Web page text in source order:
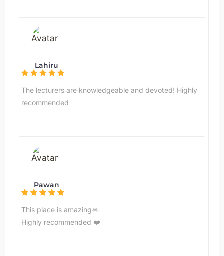
Lahiru
The lecturers are knowledgeable and devoted! Highly
recommended
Pawan
This place is amazing🙏
Highly recommended ❤️